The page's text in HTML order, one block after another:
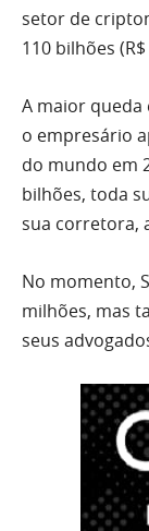
setor de
110 bilhões
A maior queda
o empresário
do mundo em
bilhões, toda
sua corretora,
No momento,
milhões, mas
seus